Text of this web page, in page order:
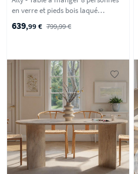
en verre et pieds bois laqué
639,99 € 799,99 €